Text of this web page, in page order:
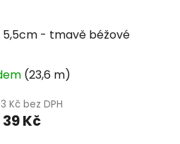
5,5cm - tmavě béžové
(23,6 m)
Kč bez DPH
39 Kč